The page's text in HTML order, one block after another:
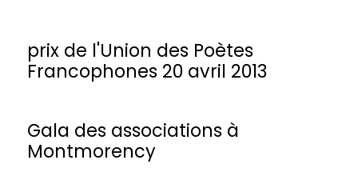
prix de l'Union des Poètes
Francophones 20 avril 2013
Gala des associations à
Montmorency